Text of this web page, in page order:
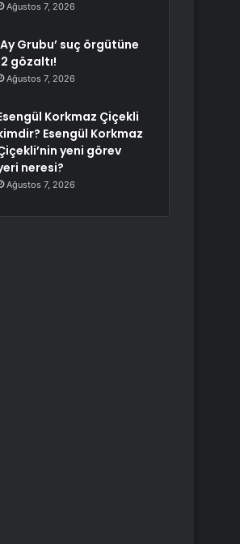
Ağustos 7, 2026
Grubu’ suç örgütüne
gözaltı!
Ağustos 7, 2026
Korkmaz Çiçekli
Esengül Korkmaz
yeni görev
neresi?
Ağustos 7, 2026